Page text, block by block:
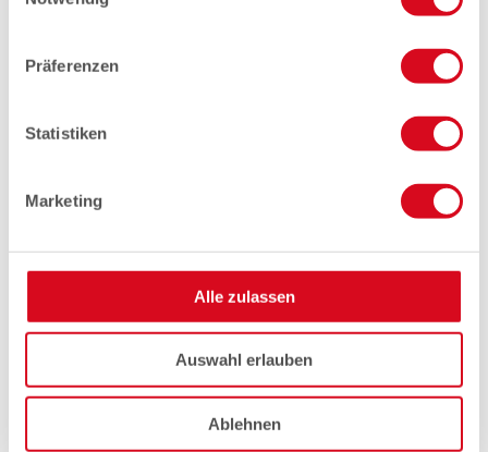
Präferenzen
Statistiken
Marketing
Alle zulassen
Auswahl erlauben
Ablehnen